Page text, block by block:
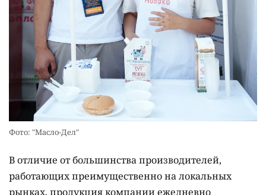
Фото: "Масло-Дел"
В отличие от большинства производителей,
работающих преимущественно на локальных
рынках, продукция компании ежедневно